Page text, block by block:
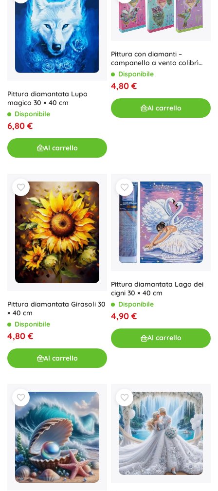
Pittura diamantata Lupo
magico 30 × 40 cm
Disponibile
6,80 €
Al carrello
Pittura con diamanti –
campanello a vento colibrì
GRAFIX
Disponibile
4,80 €
Al carrello
Pittura diamantata Girasoli 30
× 40 cm
Disponibile
4,80 €
Al carrello
Pittura diamantata Lago dei
cigni 30 × 40 cm
Disponibile
4,90 €
Al carrello